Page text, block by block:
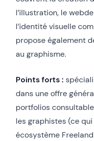
l’illustration, le
l’identité visuelle
propose également
au graphisme.
Points forts :
dans une offre
portfolios
les graphistes (ce
écosystème